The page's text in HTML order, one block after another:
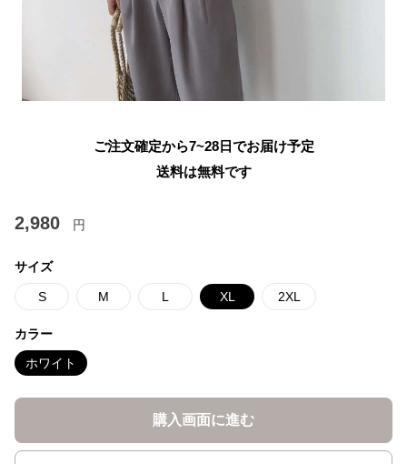
ご注文確定から7~28日でお届け予定
送料は無料です
2,980 円
サイズ
S M L XL 2XL
カラー
ホワイト
購入画面に進む